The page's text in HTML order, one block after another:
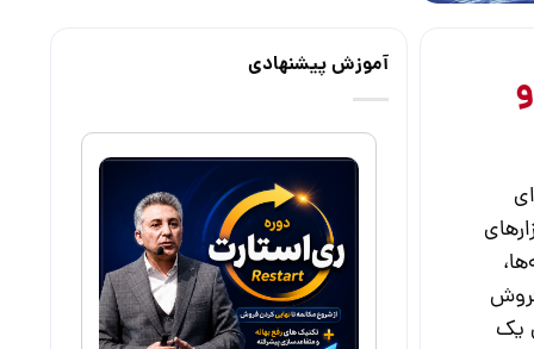
یک
آموزش پیشنهادی